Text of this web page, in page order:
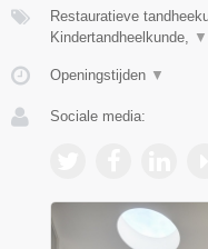
Restauratieve
Kindertandheelkunde, ▼
Openingstijden ▼
Sociale media: